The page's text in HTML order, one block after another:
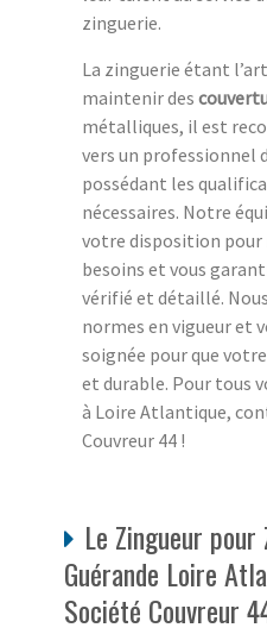
zinguerie.
La zinguerie étant
maintenir des
métalliques, il est
vers un professionnel
possédant les
nécessaires. Notre
votre disposition pour
besoins et vous
vérifié et détaillé.
normes en vigueur et
soignée pour que
et durable. Pour tous
à Loire Atlantique,
Couvreur 44 !
Le Zingueur
Guérande Loire
Société Couvreur